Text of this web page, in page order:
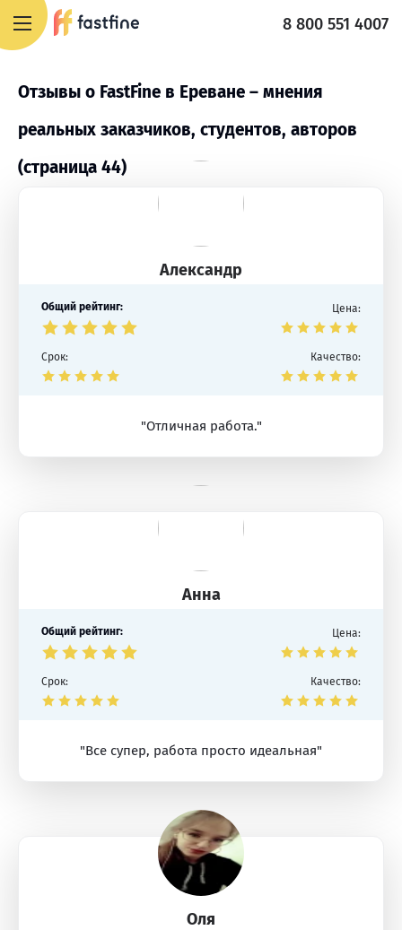
8 800 551 4007
Отзывы о FastFine в Ереване – мнения
реальных заказчиков, студентов, авторов
(страница 44)
Александр
Общий рейтинг: Цена:
Срок: Качество:
"Отличная работа."
Анна
Общий рейтинг: Цена:
Срок: Качество:
"Все супер, работа просто идеальная"
Оля